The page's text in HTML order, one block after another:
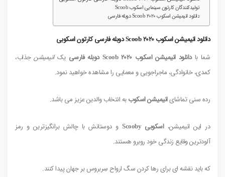
تولیدکنندگان کارتون سینمایی اسکوب Scoob
دانلود انیمیشن اسکوب Scoob 2020 دوبله فارسی
دانلود انیمیشن اسکوب Scoob 2020 دوبله فارسی کارتون اسکوبی
شما بادانلود انیمیشن اسکوب Scoob 2020 دوبله فارسی یکانیمیشنجذاب،
کمدی، خانوادگی، ماجراجویی و معمایی را مشاهده خواهید نمود.
رده سنی تماشایانیمیشن اسکوببه انتخاب والدین عزیز می باشد.
در این انیمیشن،اسکوبی Scooby
و دوستانش با چالش برانگیزترین و رمز
آلودترین وقایع زندگی خود روبرو هستند.
که باید نقشه ای برای رها کردن سگ ارواح سِربروس بر جهان پیدا کنند.